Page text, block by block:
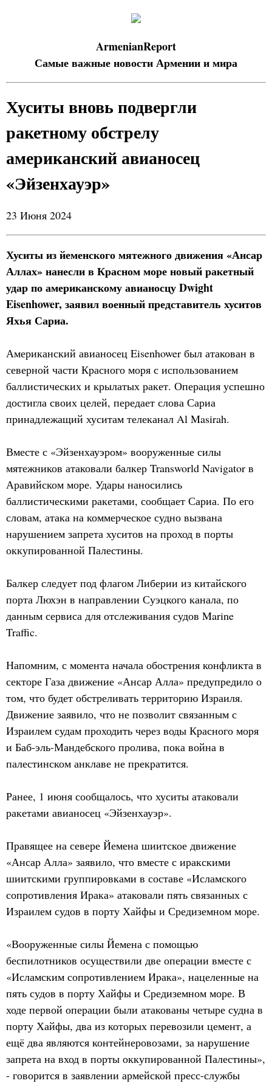
ArmenianReport
Самые важные новости Армении и мира
Хуситы вновь подвергли
ракетному обстрелу
американский авианосец
«Эйзенхауэр»
23 Июня 2024
Хуситы из йеменского мятежного движения «Ансар
Аллах» нанесли в Красном море новый ракетный
удар по американскому авианосцу Dwight
Eisenhower, заявил военный представитель хуситов
Яхья Сариа.
Американский авианосец Eisenhower был атакован в
северной части Красного моря с использованием
баллистических и крылатых ракет. Операция успешно
достигла своих целей, передает слова Сариа
принадлежащий хуситам телеканал Al Masirah.
Вместе с «Эйзенхауэром» вооруженные силы
мятежников атаковали балкер Transworld Navigator в
Аравийском море. Удары наносились
баллистическими ракетами, сообщает Сариа. По его
словам, атака на коммерческое судно вызвана
нарушением запрета хуситов на проход в порты
оккупированной Палестины.
Балкер следует под флагом Либерии из китайского
порта Люхэн в направлении Суэцкого канала, по
данным сервиса для отслеживания судов Marine
Traffic.
Напомним, с момента начала обострения конфликта в
секторе Газа движение «Ансар Алла» предупредило о
том, что будет обстреливать территорию Израиля.
Движение заявило, что не позволит связанным с
Израилем судам проходить через воды Красного моря
и Баб-эль-Мандебского пролива, пока война в
палестинском анклаве не прекратится.
Ранее, 1 июня сообщалось, что хуситы атаковали
ракетами авианосец «Эйзенхауэр».
Правящее на севере Йемена шиитское движение
«Ансар Алла» заявило, что вместе с иракскими
шиитскими группировками в составе «Исламского
сопротивления Ирака» атаковали пять связанных с
Израилем судов в порту Хайфы и Средиземном море.
«Вооруженные силы Йемена с помощью
беспилотников осуществили две операции вместе с
«Исламским сопротивлением Ирака», нацеленные на
пять судов в порту Хайфы и Средиземном море. В
ходе первой операции были атакованы четыре судна в
порту Хайфы, два из которых перевозили цемент, а
ещё два являются контейнеровозами, за нарушение
запрета на вход в порты оккупированной Палестины»,
- говорится в заявлении армейской пресс-службы